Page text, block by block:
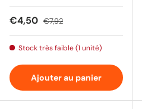
Prix soldé
€4,50 Prix habituel
€7,92
Stock très faible (1 unité)
Ajouter au panier